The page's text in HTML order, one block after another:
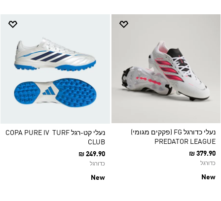
נעלי כדורגל FG (פקקים מגומי)
PREDATOR LEAGUE
₪ 379.90
כדורגל
New
נעלי קט-רגל TURF ‏ COPA PURE IV
CLUB
₪ 249.90
כדורגל
New